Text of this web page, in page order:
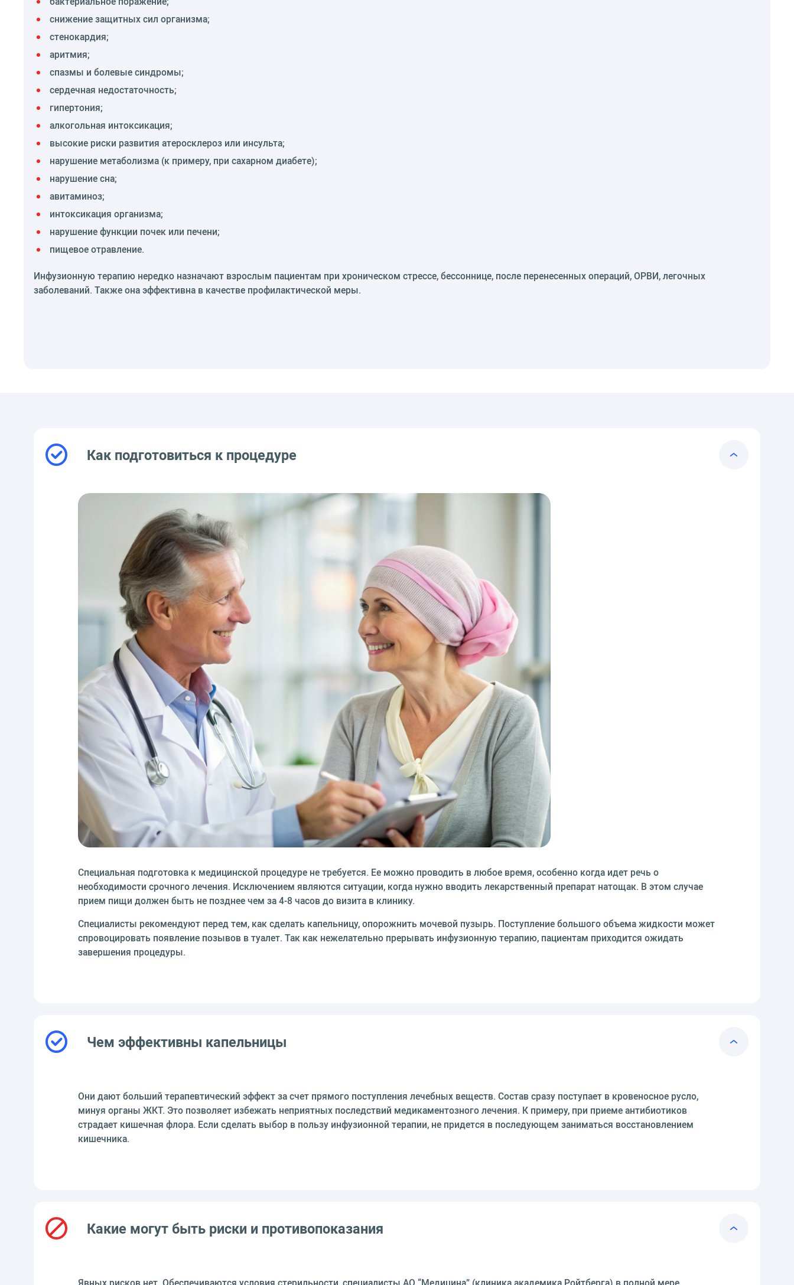
снижение защитных сил организма;
стенокардия;
аритмия;
спазмы и болевые синдромы;
сердечная недостаточность;
гипертония;
алкогольная интоксикация;
высокие риски развития атеросклероз или инсульта;
нарушение метаболизма (к примеру, при сахарном диабете);
нарушение сна;
авитаминоз;
интоксикация организма;
нарушение функции почек или печени;
пищевое отравление.
Инфузионную терапию нередко назначают взрослым пациентам при хроническом стрессе, бессоннице, после перенесенных операций, ОРВИ, легочных
заболеваний. Также она эффективна в качестве профилактической меры.
Как подготовиться к процедуре
Специальная подготовка к медицинской процедуре не требуется. Ее можно проводить в любое время, особенно когда идет речь о
необходимости срочного лечения. Исключением являются ситуации, когда нужно вводить лекарственный препарат натощак. В этом случае
прием пищи должен быть не позднее чем за 4-8 часов до визита в клинику.
Специалисты рекомендуют перед тем, как сделать капельницу, опорожнить мочевой пузырь. Поступление большого объема жидкости может
спровоцировать появление позывов в туалет. Так как нежелательно прерывать инфузионную терапию, пациентам приходится ожидать
завершения процедуры.
Чем эффективны капельницы
Они дают больший терапевтический эффект за счет прямого поступления лечебных веществ. Состав сразу поступает в кровеносное русло,
минуя органы ЖКТ. Это позволяет избежать неприятных последствий медикаментозного лечения. К примеру, при приеме антибиотиков
страдает кишечная флора. Если сделать выбор в пользу инфузионной терапии, не придется в последующем заниматься восстановлением
кишечника.
Какие могут быть риски и противопоказания